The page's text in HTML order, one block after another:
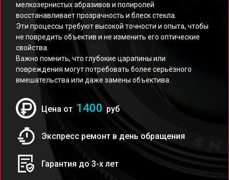
мелкозернистых абразивов и полиролей
восстанавливает прозрачность и блеск стекла.
Эти процессы требуют высокой точности и опыта, чтобы
не повредить объектив и не изменить его оптические
свойства.
Важно помнить, что глубокие царапины или
повреждения могут потребовать более серьёзного
вмешательства или даже замены объектива.
Цена от 1400 руб
Экспресс ремонт в день обращения
Гарантия до 3-х лет